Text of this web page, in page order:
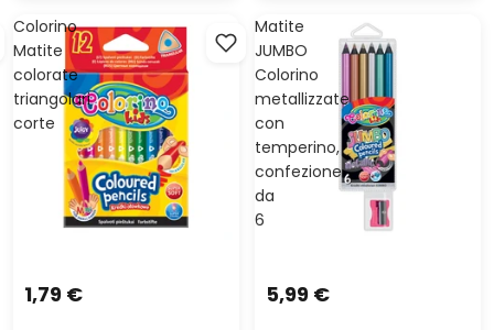
Colorino
Matite
colorate
triangolari
corte
1,79 €
Matite
JUMBO
Colorino
metallizzate
con
temperino,
confezione
da
6
5,99 €